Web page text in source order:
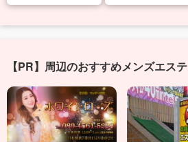
【PR】周辺のおすすめメンズエステ